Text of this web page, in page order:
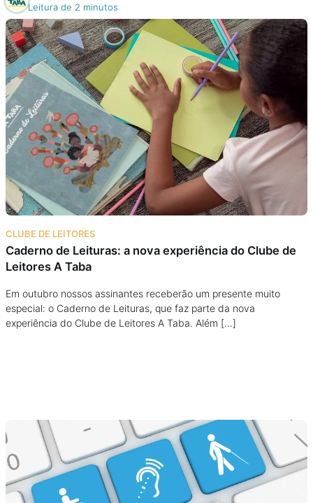
E-Books
Eventos
Podcast
Assine
Taba na Escola
Leitura de 2 minutos
CLUBE DE LEITORES
Caderno de Leituras: a nova experiência do Clube de
Leitores A Taba
Em outubro nossos assinantes receberão um presente muito
especial: o Caderno de Leituras, que faz parte da nova
experiência do Clube de Leitores A Taba. Além […]